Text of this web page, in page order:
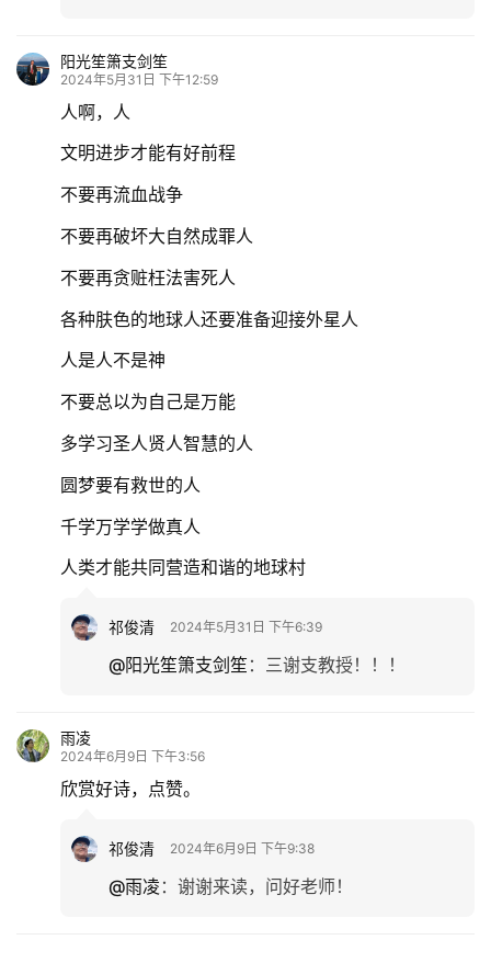
阳光笙箫支剑笙
2024年5月31日 下午12:59
人啊，人
文明进步才能有好前程
不要再流血战争
不要再破坏大自然成罪人
不要再贪赃枉法害死人
各种肤色的地球人还要准备迎接外星人
人是人不是神
不要总以为自己是万能
多学习圣人贤人智慧的人
圆梦要有救世的人
千学万学学做真人
人类才能共同营造和谐的地球村
祁俊清 2024年5月31日 下午6:39
@阳光笙箫支剑笙 ： 三谢支教授！！！
雨凌
2024年6月9日 下午3:56
欣赏好诗，点赞。
祁俊清 2024年6月9日 下午9:38
@雨凌 ： 谢谢来读，问好老师！